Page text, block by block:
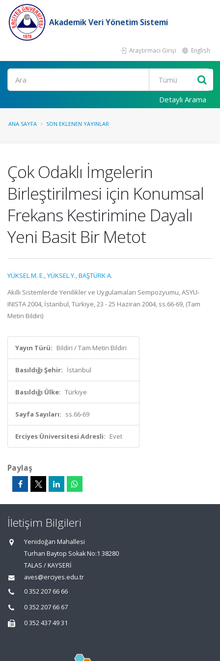
Akademik Veri Yönetim Sistemi
Araştırmacı Girişi English
Ara
Detaylı Arama
ANA SAYFA SON EKLENEN YAYINLAR
Çok Odaklı İmgelerin
Birleştirilmesi için Konumsal
Frekans Kestirimine Dayalı
Yeni Basit Bir Metot
YÜKSEL M. E.,YÜKSEL Y.,BAŞTÜRK A.
Akıllı Sistemlerde Yenilikler ve Uygulamaları Sempozyumu, ASYU-
INISTA 2004, İstanbul, Türkiye, 23 - 25 Haziran 2004, ss.66-69, (Tam
Metin Bildiri)
Yayın Türü: Bildiri / Tam Metin Bildiri
Basıldığı Şehir: İstanbul
Basıldığı Ülke: Türkiye
Sayfa Sayıları: ss.66-69
Erciyes Üniversitesi Adresli: Evet
Paylaş
İletişim Bilgileri
Yenidoğan Mahallesi
Turhan Baytop Sokak No:1 38280
TALAS / KAYSERİ
aves@erciyes.edu.tr
0 352 207 66 66
0 352 207 66 67
0 352 437 49 31